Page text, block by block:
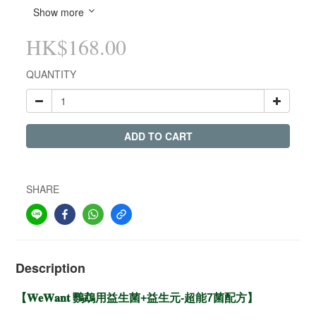
Show more
HK$168.00
QUANTITY
ADD TO CART
SHARE
Description
【𝐖𝐞𝐖𝐚𝐧𝐭鸚鵡用益生菌+益生元-超能7菌配方】